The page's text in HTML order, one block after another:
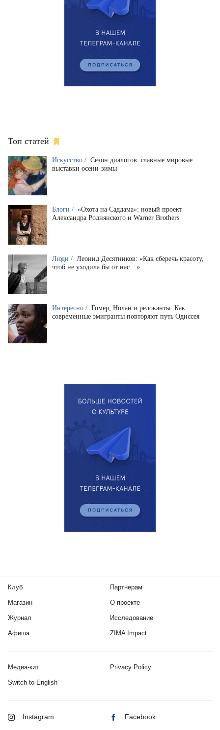
Топ статей
Искусство / Сезон диалогов: главные мировые
выставки осени-зимы
Блоги / «Охота на Саддама»: новый проект
Александра Роднянского и Warner Brothers
Люди / Леонид Десятников: «Как сберечь красоту,
чтоб не уходила бы от нас…»
Интересно / Гомер, Нолан и релоканты. Как
современные эмигранты повторяют путь Одиссея
Клуб
Магазин
Журнал
Афиша
Партнерам
О проекте
Исследование
ZIMA Impact
Медиа-кит Privacy Policy
Switch to English
Instagram Facebook